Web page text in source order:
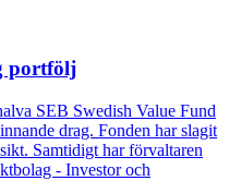
portfölj
SEB Swedish Value Fund
drag. Fonden har slagit
Samtidigt har förvaltaren
- Investor och